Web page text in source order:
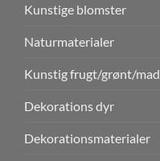
Kunstige blomster
Naturmaterialer
Kunstig frugt/grønt/mad
Dekorations dyr
Dekorationsmaterialer